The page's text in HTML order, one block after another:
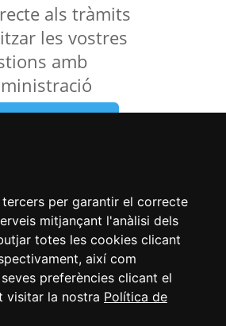
per garantir el correcte
mitjançant l'anàlisi dels
totes les cookies clicant
així com
preferències clicant el
visitar la nostra Política de
als tràmits
les vostres
amb
els tràmits